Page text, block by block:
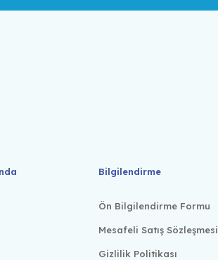
Bilgilendirme
Ön Bilgilendirme Formu
Mesafeli Satış Sözleşmesi
Gizlilik Politikası